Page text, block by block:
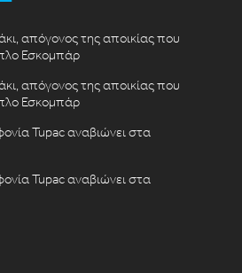
απόγονος της αποικίας που
Εσκομπάρ
απόγονος της αποικίας που
Εσκομπάρ
Tupac αναβιώνει στα
Tupac αναβιώνει στα